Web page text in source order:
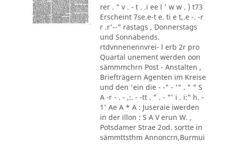
rer . " v . - t . .i ee l ' w w . ) t73
Erscheint 7se.e-t e. ti e t,.e -. -r
r .r'--" rastags , Donnerstags
und Sonnabends.
rtdvnnenennvrei- l erb 2r pro
Quartal unement werden oon
sämmmchrn Post - Anstalten ,
Briefträgern Agenten im Kreise
und den 'ein die - -" - '" . " " S
A -r - . - ,:. - -tt . " . - "' i . i:" h. -
1' Ae A * A : Juseraie iwerden
in der illon : S A V erun W. ,
Potsdamer Strae 2od. sortte in
sämmttsthm Annoncrn,Burmui